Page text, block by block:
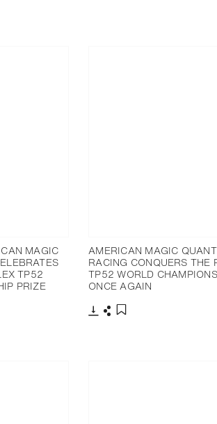
MAGIC
TP52
PRIZE
AMERICAN MAGIC
RACING CONQUERS THE
TP52 WORLD
ONCE AGAIN